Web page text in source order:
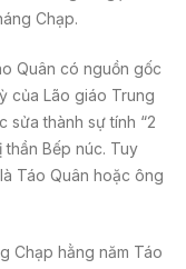
Chạp.
Quân có nguồn gốc
của Lão giáo Trung
sửa thành sự tính “2
thần Bếp núc. Tuy
Táo Quân hoặc ông
Chạp hằng năm Táo